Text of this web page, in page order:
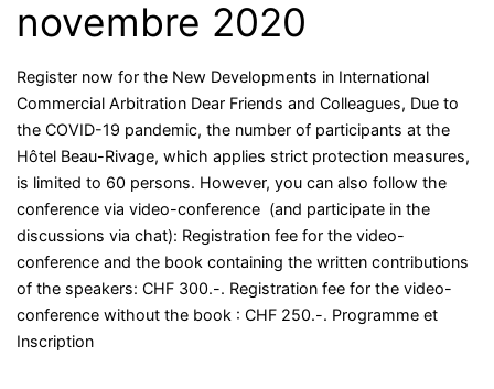
2020
novembre 2020
Register now for the New Developments in International
Commercial Arbitration Dear Friends and Colleagues, Due to
the COVID-19 pandemic, the number of participants at the
Hôtel Beau-Rivage, which applies strict protection measures,
is limited to 60 persons. However, you can also follow the
conference via video-conference (and participate in the
discussions via chat): Registration fee for the video-
conference and the book containing the written contributions
of the speakers: CHF 300.-. Registration fee for the video-
conference without the book : CHF 250.-. Programme et
Inscription